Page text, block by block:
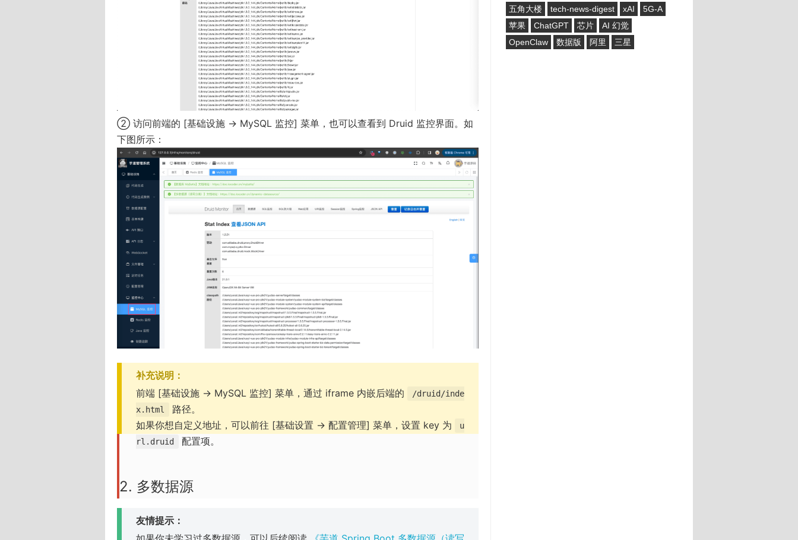
② 访问前端的 [基础设施 -> MySQL 监控] 菜单，也可以查看到 Druid 监控界面。如
下图所示：
补充说明：
前端 [基础设施 -> MySQL 监控] 菜单，通过 iframe 内嵌后端的
/druid/inde
x.html
路径。
如果你想自定义地址，可以前往 [基础设置 -> 配置管理] 菜单，设置 key 为
u
rl.druid
配置项。
2. 多数据源
友情提示：
五角大楼
tech-news-digest xAI
5G-A
苹果
ChatGPT 芯片
AI 幻觉
OpenClaw
数据版 阿里 三星